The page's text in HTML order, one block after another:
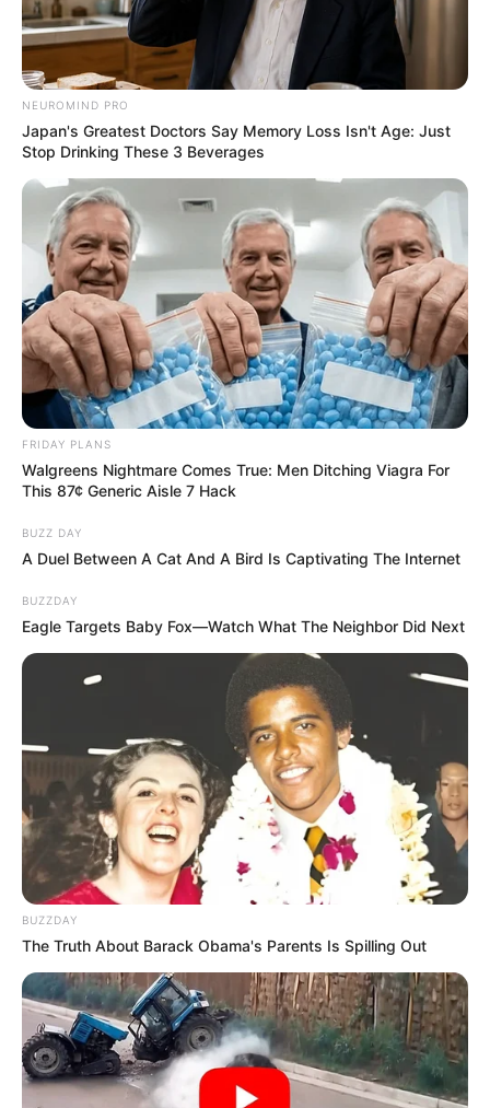
NEUROMIND PRO
Japan's Greatest Doctors Say Memory Loss Isn't Age: Just
Stop Drinking These 3 Beverages
FRIDAY PLANS
Walgreens Nightmare Comes True: Men Ditching Viagra For
This 87¢ Generic Aisle 7 Hack
BUZZ DAY
A Duel Between A Cat And A Bird Is Captivating The Internet
BUZZDAY
Eagle Targets Baby Fox—Watch What The Neighbor Did Next
BUZZDAY
The Truth About Barack Obama's Parents Is Spilling Out